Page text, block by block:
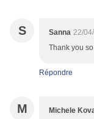
S Sanna 22/
Thank you
Répondre
M Michele